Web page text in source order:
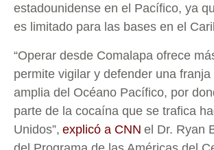
estadounidense en el Pacífico, ya
es limitado para las bases en el
“Operar desde Comalapa ofrece
permite vigilar y defender una
amplia del Océano Pacífico, por
parte de la cocaína que se trafica
Unidos”, explicó a CNN el Dr. Ryan